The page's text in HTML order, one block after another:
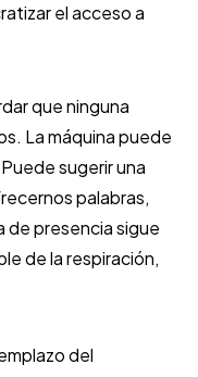
el acceso a
que ninguna
La máquina puede
sugerir una
palabras,
de presencia sigue
de la respiración,
del